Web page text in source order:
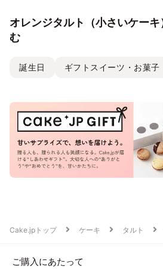
オレンジタルト（小さいケー
む
誕生日 ギフトスイーツ・お菓子
Cake.jpトップ ケーキ タルト
ご購入にあたって